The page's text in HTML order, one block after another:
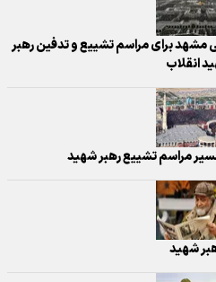
مشهد برای مراسم تشییع و تدفین رهبر
انقلاب
مراسم تشییع رهبر شهید
شهید